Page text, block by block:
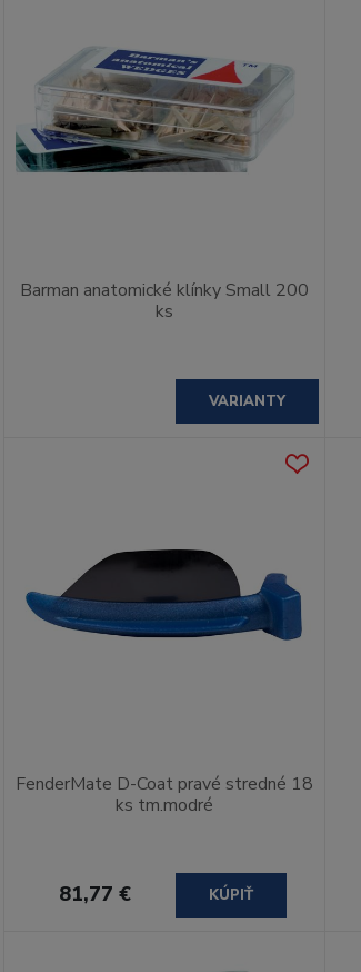
Barman anatomické klínky Small 200
ks
VARIANTY
FenderMate D-Coat pravé stredné 18
ks tm.modré
81,77 € KÚPIŤ